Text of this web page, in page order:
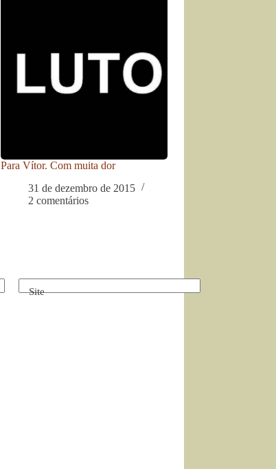
Para Vítor. Com muita dor
31 de dezembro de 2015
2 comentários
Site